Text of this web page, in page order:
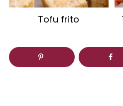
Tofu frito